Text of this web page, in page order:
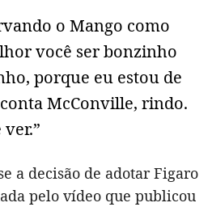
o Mango como
você ser bonzinho
porque eu estou de
McConville, rindo.
a decisão de adotar Figaro
pelo vídeo que publicou